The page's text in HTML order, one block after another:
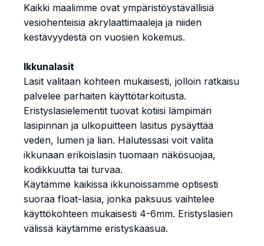
Kaikki maalimme ovat ympäristöystävällisiä
vesiohenteisia akrylaattimaaleja ja niiden
kestävyydestä on vuosien kokemus.
Ikkunalasit
Lasit valitaan kohteen mukaisesti, jolloin ratkaisu
palvelee parhaiten käyttötarkoitusta.
Eristyslasielementit tuovat kotiisi lämpimän
lasipinnan ja ulkopuitteen lasitus pysäyttää
veden, lumen ja lian. Halutessasi voit valita
ikkunaan erikoislasin tuomaan näkösuojaa,
kodikkuutta tai turvaa.
Käytämme kaikissa ikkunoissamme optisesti
suoraa float-lasia, jonka paksuus vaihtelee
käyttökohteen mukaisesti 4-6mm. Eristyslasien
välissä käytämme eristyskaasua.